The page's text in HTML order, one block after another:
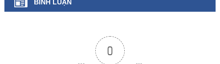
BÌNH LUẬN
0